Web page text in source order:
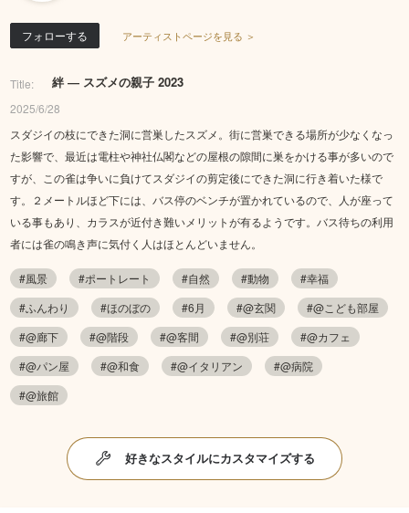
フォローする アーティストページを見る ＞
Title: 絆 ― スズメの親子 2023
2025/6/28
スダジイの枝にできた洞に営巣したスズメ。街に営巣できる場所が少なくなっ
た影響で、最近は電柱や神社仏閣などの屋根の隙間に巣をかける事が多いので
すが、この雀は争いに負けてスダジイの剪定後にできた洞に行き着いた様で
す。２メートルほど下には、バス停のベンチが置かれているので、人が座って
いる事もあり、カラスが近付き難いメリットが有るようです。バス待ちの利用
者には雀の鳴き声に気付く人はほとんどいません。
#風景 #ポートレート #自然 #動物
#幸福
#ふんわり
#ほのぼの #6月 #@玄関
#@こども部屋
#@廊下
#@階段 #@客間 #@別荘
#@カフェ
#@パン屋
#@和食 #@イタリアン
#@病院
#@旅館
好きなスタイルにカスタマイズする